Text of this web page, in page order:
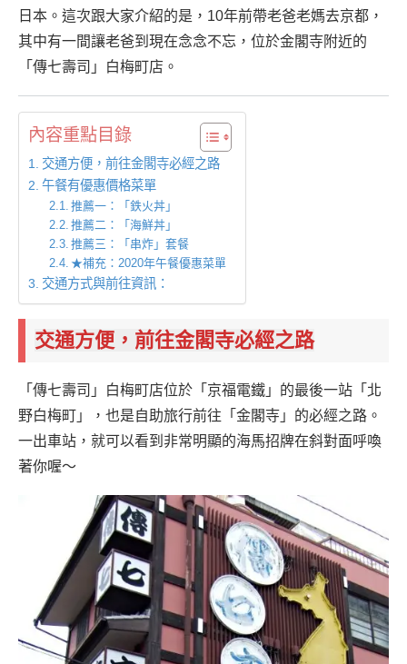
日本。這次跟大家介紹的是，10年前帶老爸老媽去京都，
其中有一間讓老爸到現在念念不忘，位於金閣寺附近的
「傳七壽司」白梅町店。
內容重點目錄
交通方便，前往金閣寺必經之路
午餐有優惠價格菜單
推薦一：「鉄火丼」
推薦二：「海鮮丼」
推薦三：「串炸」套餐
★補充：2020年午餐優惠菜單
交通方式與前往資訊：
交通方便，前往金閣寺必經之路
「傳七壽司」白梅町店位於「京福電鐵」的最後一站「北
野白梅町」，也是自助旅行前往「金閣寺」的必經之路。
一出車站，就可以看到非常明顯的海馬招牌在斜對面呼喚
著你喔～